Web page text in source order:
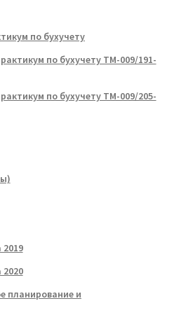
по бухучету
по бухучету ТМ-009/191-
по бухучету ТМ-009/205-
планирование и